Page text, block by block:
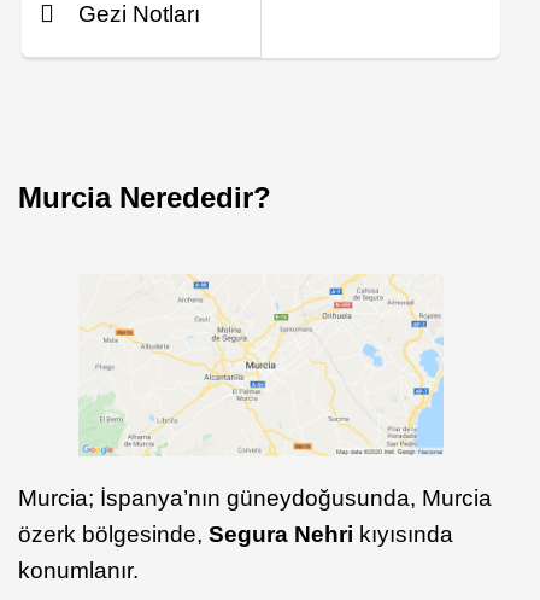
Gezi Notları
Murcia Nerededir?
Murcia; İspanya’nın güneydoğusunda, Murcia
özerk bölgesinde, Segura Nehri kıyısında
konumlanır.